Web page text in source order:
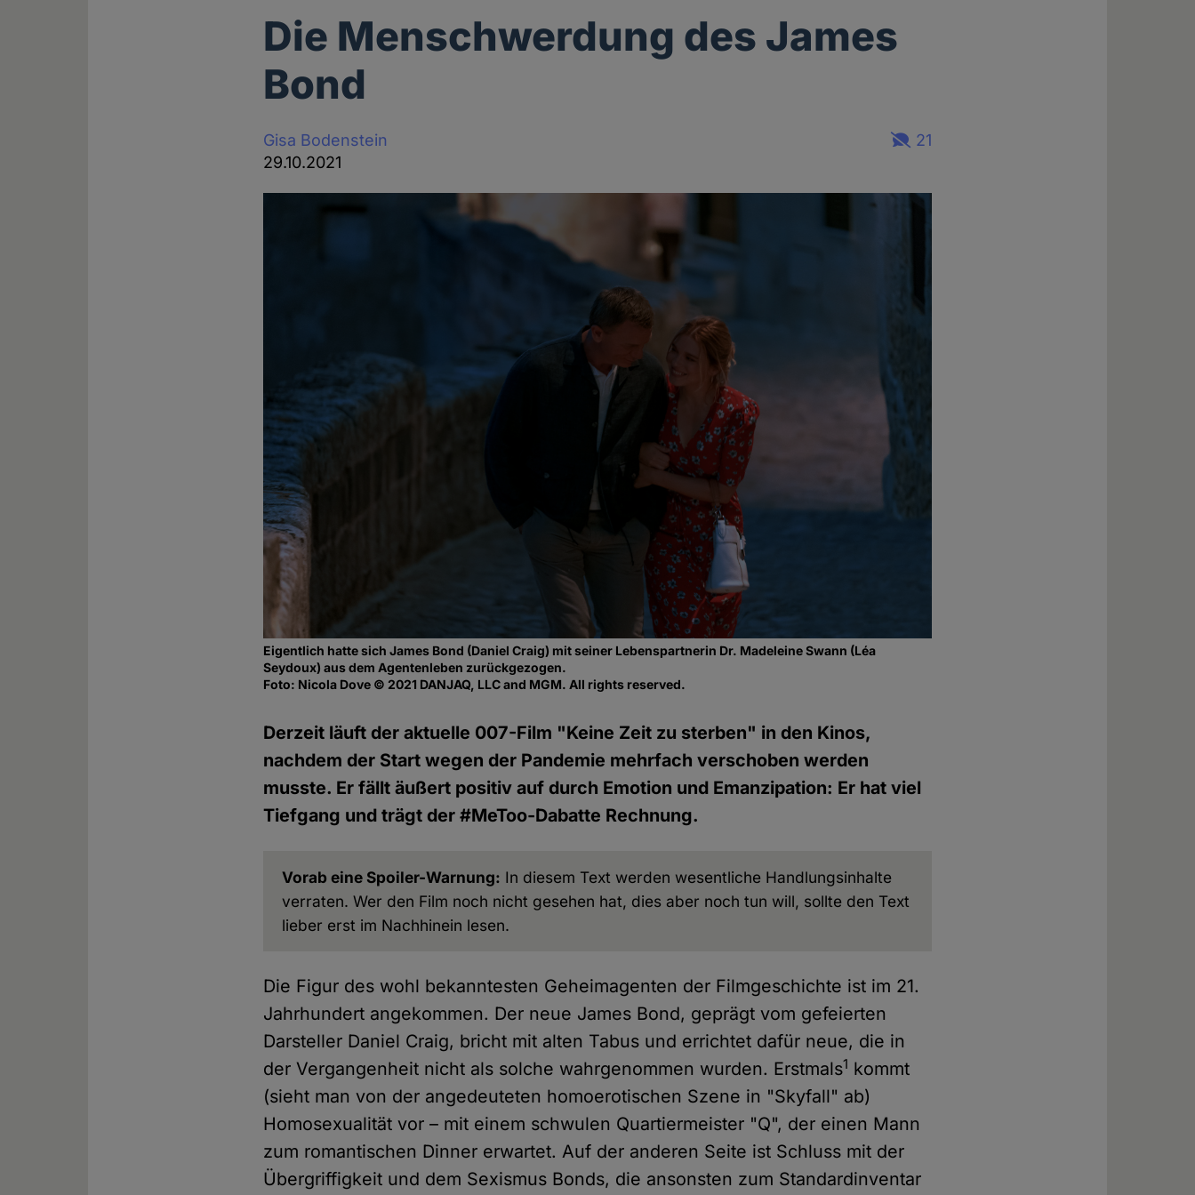
Die Menschwerdung des James
Bond
Gisa Bodenstein
29.10.2021
21
Eigentlich hatte sich James Bond (Daniel Craig) mit seiner Lebenspartnerin Dr. Madeleine Swann (Léa
Seydoux) aus dem Agentenleben zurückgezogen.
Foto: Nicola Dove © 2021 DANJAQ, LLC and MGM. All rights reserved.
Derzeit läuft der aktuelle 007-Film "Keine Zeit zu sterben" in den Kinos,
nachdem der Start wegen der Pandemie mehrfach verschoben werden
musste. Er fällt äußert positiv auf durch Emotion und Emanzipation: Er hat viel
Tiefgang und trägt der #MeToo-Dabatte Rechnung.
Vorab eine Spoiler-Warnung: In diesem Text werden wesentliche Handlungsinhalte
verraten. Wer den Film noch nicht gesehen hat, dies aber noch tun will, sollte den Text
lieber erst im Nachhinein lesen.
Die Figur des wohl bekanntesten Geheimagenten der Filmgeschichte ist im 21.
Jahrhundert angekommen. Der neue James Bond, geprägt vom gefeierten
Darsteller Daniel Craig, bricht mit alten Tabus und errichtet dafür neue, die in
der Vergangenheit nicht als solche wahrgenommen wurden. Erstmals1 kommt
(sieht man von der angedeuteten homoerotischen Szene in "Skyfall" ab)
Homosexualität vor – mit einem schwulen Quartiermeister "Q", der einen Mann
zum romantischen Dinner erwartet. Auf der anderen Seite ist Schluss mit der
Übergriffigkeit und dem Sexismus Bonds, die ansonsten zum Standardinventar